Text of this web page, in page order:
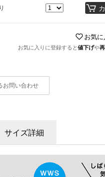
お気に
お気に入りに登録すると値下げや
お問い合わせ
サイズ詳細